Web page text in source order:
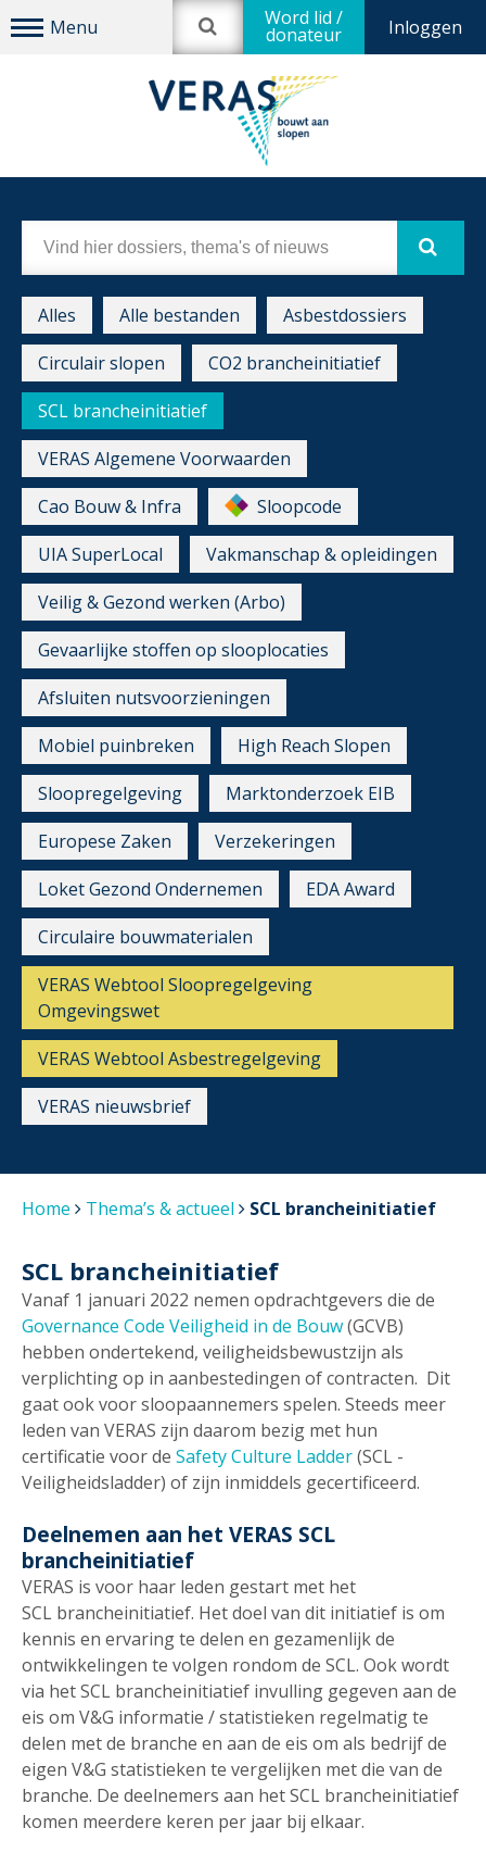
Inloggen
Word lid /
donateur
Alles Alle bestanden
Asbestdossiers
Circulair slopen
CO2 brancheinitiatief
SCL brancheinitiatief
VERAS Algemene Voorwaarden
Cao Bouw & Infra
Sloopcode
UIA SuperLocal
Vakmanschap & opleidingen
Veilig & Gezond werken (Arbo)
Gevaarlijke stoffen op slooplocaties
Afsluiten nutsvoorzieningen
Mobiel puinbreken
High Reach Slopen
Sloopregelgeving
Marktonderzoek EIB
Europese Zaken
Verzekeringen
Loket Gezond Ondernemen
EDA Award
Circulaire bouwmaterialen
VERAS Webtool Sloopregelgeving
Omgevingswet
VERAS Webtool Asbestregelgeving
VERAS nieuwsbrief
Home Thema’s & actueel SCL brancheinitiatief
SCL brancheinitiatief
Vanaf 1 januari 2022 nemen opdrachtgevers die de
Governance Code Veiligheid in de Bouw(GCVB)
hebben ondertekend, veiligheidsbewustzijn als
verplichting op in aanbestedingen of contracten. Dit
gaat ook voor sloopaannemers spelen. Steeds meer
leden van VERAS zijn daarom bezig met hun
certificatie voor de Safety Culture Ladder(SCL -
Veiligheidsladder) of zijn inmiddels gecertificeerd.
Deelnemen aan het VERAS SCL
brancheinitiatief
VERAS is voor haar leden gestart met het
SCL brancheinitiatief. Het doel van dit initiatief is om
kennis en ervaring te delen en gezamenlijk de
ontwikkelingen te volgen rondom de SCL. Ook wordt
via het SCL brancheinitiatief invulling gegeven aan de
eis om V&G informatie / statistieken regelmatig te
delen met de branche en aan de eis om als bedrijf de
eigen V&G statistieken te vergelijken met die van de
branche. De deelnemers aan het SCL brancheinitiatief
komen meerdere keren per jaar bij elkaar.